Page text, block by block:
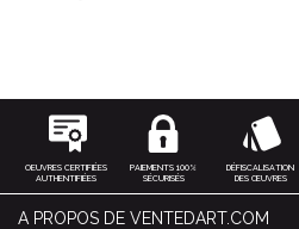
OEUVRES CERTIFIÉES
AUTHENTIFIÉES
PAIEMENTS 100%
SÉCURISÉS
DÉFISCALISATION
DES ŒUVRES
A PROPOS DE VENTEDART.COM